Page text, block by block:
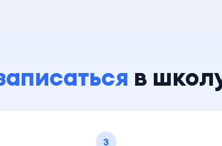
в
3